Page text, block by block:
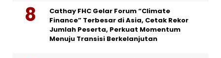
Cathay FHC Gelar Forum “Climate
Finance” Terbesar di Asia, Cetak Rekor
Jumlah Peserta, Perkuat Momentum
Menuju Transisi Berkelanjutan